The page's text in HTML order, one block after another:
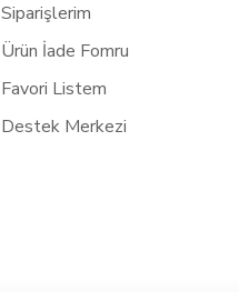
Siparişlerim
Ürün İade Fomru
Favori Listem
Destek Merkezi